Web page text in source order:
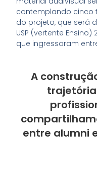
contemplando cinco
do projeto, que será
USP (vertente
que ingressaram
A
entre alumni